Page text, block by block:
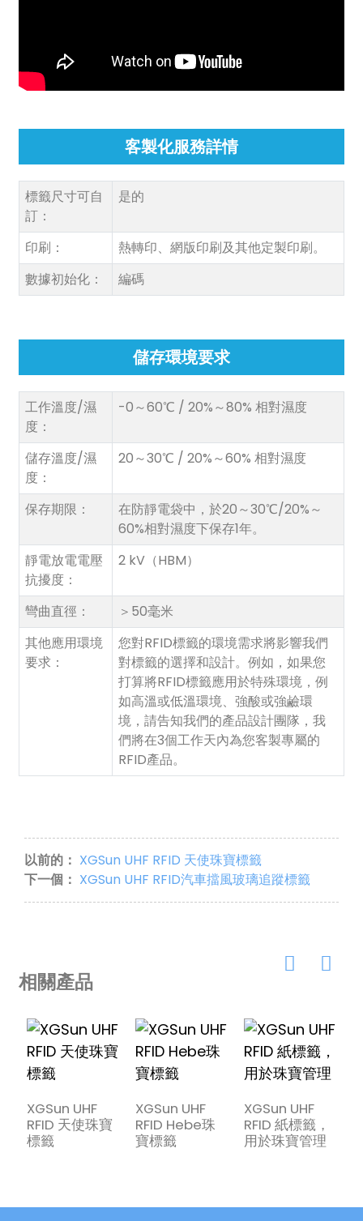
客製化服務詳情
標籤尺寸可自
訂：
是的
印刷：
熱轉印、網版印刷及其他定製印刷。
數據初始化：
編碼
儲存環境要求
工作溫度/濕
度：
-0～60℃ / 20%～80% 相對濕度
儲存溫度/濕
度：
20～30℃ / 20%～60% 相對濕度
保存期限：
在防靜電袋中，於20～30℃/20%～
60%相對濕度下保存1年。
靜電放電電壓
抗擾度：
2 kV（HBM）
彎曲直徑：
＞50毫米
其他應用環境
要求：
您對RFID標籤的環境需求將影響我們
對標籤的選擇和設計。例如，如果您
打算將RFID標籤應用於特殊環境，例
如高溫或低溫環境、強酸或強鹼環
境，請告知我們的產品設計團隊，我
們將在3個工作天內為您客製專屬的
RFID產品。
以前的： XGSun UHF RFID 天使珠寶標籤
下一個： XGSun UHF RFID汽車擋風玻璃追蹤標籤
相關產品
XGSun UHF
RFID 天使珠寶
標籤
XGSun UHF
RFID Hebe珠
寶標籤
XGSun UHF
RFID 紙標籤，
用於珠寶管理